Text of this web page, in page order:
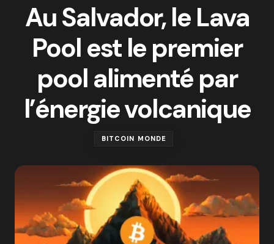
Au Salvador, le Lava
Pool est le premier
pool alimenté par
l’énergie volcanique
BITCOIN MONDE